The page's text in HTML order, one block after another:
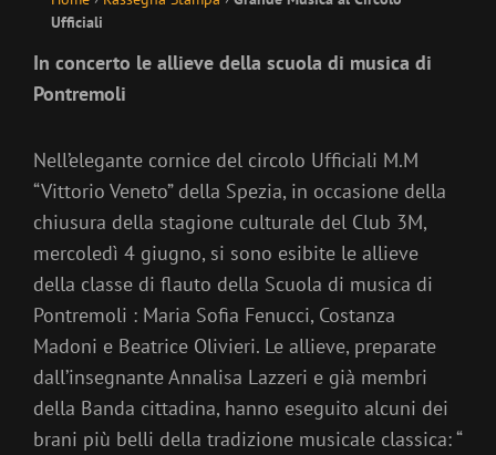
Ufficiali
In concerto le allieve della scuola di musica di
Pontremoli
Nell’elegante cornice del circolo Ufficiali M.M
“Vittorio Veneto” della Spezia, in occasione della
chiusura della stagione culturale del Club 3M,
mercoledì 4 giugno, si sono esibite le allieve
della classe di flauto della Scuola di musica di
Pontremoli : Maria Sofia Fenucci, Costanza
Madoni e Beatrice Olivieri. Le allieve, preparate
dall’insegnante Annalisa Lazzeri e già membri
della Banda cittadina, hanno eseguito alcuni dei
brani più belli della tradizione musicale classica: “